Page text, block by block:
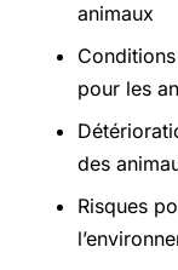
animaux
pour les
des
Risques